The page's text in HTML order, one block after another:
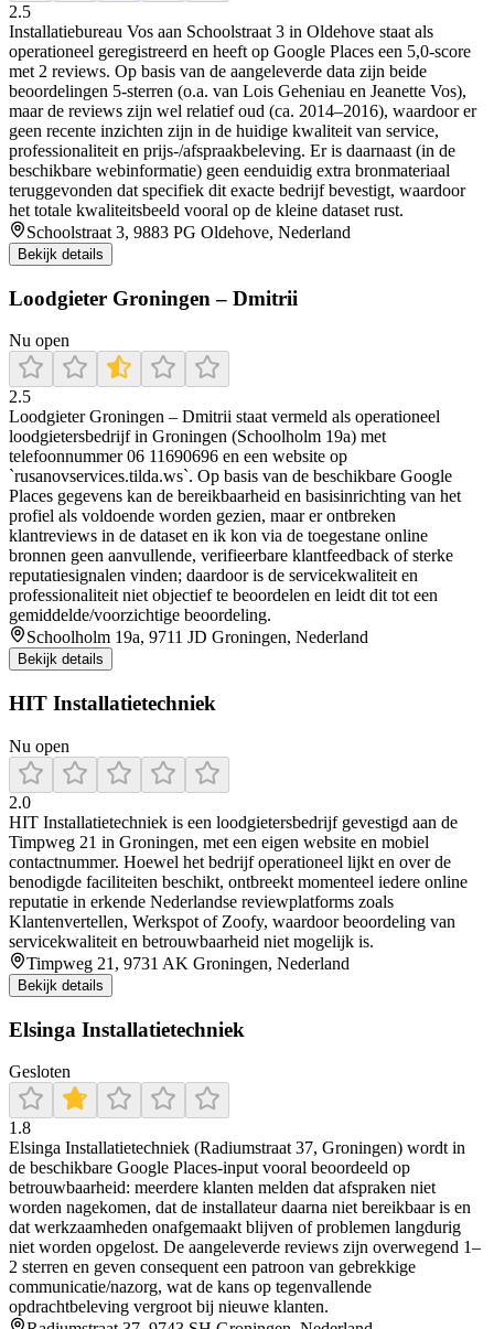
2.5
Installatiebureau Vos aan Schoolstraat 3 in Oldehove staat als
operationeel geregistreerd en heeft op Google Places een 5,0-score
met 2 reviews. Op basis van de aangeleverde data zijn beide
beoordelingen 5-sterren (o.a. van Lois Geheniau en Jeanette Vos),
maar de reviews zijn wel relatief oud (ca. 2014–2016), waardoor er
geen recente inzichten zijn in de huidige kwaliteit van service,
professionaliteit en prijs-/afspraakbeleving. Er is daarnaast (in de
beschikbare webinformatie) geen eenduidig extra bronmateriaal
teruggevonden dat specifiek dit exacte bedrijf bevestigt, waardoor
het totale kwaliteitsbeeld vooral op de kleine dataset rust.
Schoolstraat 3, 9883 PG Oldehove, Nederland
Bekijk details
Loodgieter Groningen – Dmitrii
Nu open
2.5
Loodgieter Groningen – Dmitrii staat vermeld als operationeel
loodgietersbedrijf in Groningen (Schoolholm 19a) met
telefoonnummer 06 11690696 en een website op
`rusanovservices.tilda.ws`. Op basis van de beschikbare Google
Places gegevens kan de bereikbaarheid en basisinrichting van het
profiel als voldoende worden gezien, maar er ontbreken
klantreviews in de dataset en ik kon via de toegestane online
bronnen geen aanvullende, verifieerbare klantfeedback of sterke
reputatiesignalen vinden; daardoor is de servicekwaliteit en
professionaliteit niet objectief te beoordelen en leidt dit tot een
gemiddelde/voorzichtige beoordeling.
Schoolholm 19a, 9711 JD Groningen, Nederland
Bekijk details
HIT Installatietechniek
Nu open
2.0
HIT Installatietechniek is een loodgietersbedrijf gevestigd aan de
Timpweg 21 in Groningen, met een eigen website en mobiel
contactnummer. Hoewel het bedrijf operationeel lijkt en over de
benodigde faciliteiten beschikt, ontbreekt momenteel iedere online
reputatie in erkende Nederlandse reviewplatforms zoals
Klantenvertellen, Werkspot of Zoofy, waardoor beoordeling van
servicekwaliteit en betrouwbaarheid niet mogelijk is.
Timpweg 21, 9731 AK Groningen, Nederland
Bekijk details
Elsinga Installatietechniek
Gesloten
1.8
Elsinga Installatietechniek (Radiumstraat 37, Groningen) wordt in
de beschikbare Google Places-input vooral beoordeeld op
betrouwbaarheid: meerdere klanten melden dat afspraken niet
worden nagekomen, dat de installateur daarna niet bereikbaar is en
dat werkzaamheden onafgemaakt blijven of problemen langdurig
niet worden opgelost. De aangeleverde reviews zijn overwegend 1–
2 sterren en geven consequent een patroon van gebrekkige
communicatie/nazorg, wat de kans op tegenvallende
opdrachtbeleving vergroot bij nieuwe klanten.